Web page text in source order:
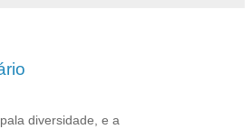
diversidade, e a